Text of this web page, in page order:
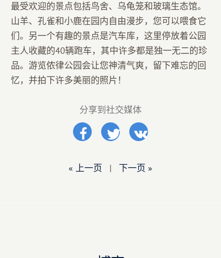
最受欢迎的景点包括鸟舍、乌龟笼和玻璃生态馆。
山羊、孔雀和小鹿在园内自由漫步，您可以喂食它
们。另一个有趣的景点是汽车库，这里停放着公园
主人收藏的40辆跑车，其中许多都是独一无二的珍
品。游览侬律公园会让您神清气爽，留下难忘的回
忆，并拍下许多美丽的照片！
分享到社交媒体
« 上一页 | 下一页 »